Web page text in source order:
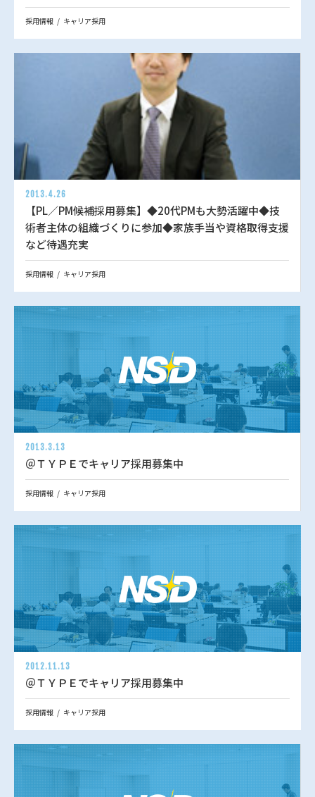
採用情報 キャリア採用
2013.4.26
【PL／PM候補採用募集】◆20代PMも大勢活躍中◆技
術者主体の組織づくりに参加◆家族手当や資格取得支援
など待遇充実
採用情報 キャリア採用
2013.3.13
＠ＴＹＰＥでキャリア採用募集中
採用情報 キャリア採用
2012.11.13
＠ＴＹＰＥでキャリア採用募集中
採用情報 キャリア採用